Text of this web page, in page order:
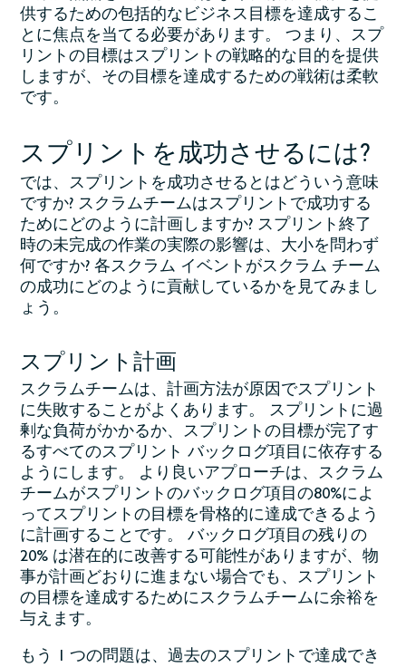
供するための包括的なビジネス目標を達成するこ
とに焦点を当てる必要があります。 つまり、スプ
リントの目標はスプリントの戦略的な目的を提供
しますが、その目標を達成するための戦術は柔軟
です。
スプリントを成功させるには?
では、スプリントを成功させるとはどういう意味
ですか? スクラムチームはスプリントで成功する
ためにどのように計画しますか? スプリント終了
時の未完成の作業の実際の影響は、大小を問わず
何ですか? 各スクラム イベントがスクラム チーム
の成功にどのように貢献しているかを見てみまし
ょう。
スプリント計画
スクラムチームは、計画方法が原因でスプリント
に失敗することがよくあります。 スプリントに過
剰な負荷がかかるか、スプリントの目標が完了す
るすべてのスプリント バックログ項目に依存する
ようにします。 より良いアプローチは、スクラム
チームがスプリントのバックログ項目の80%によ
ってスプリントの目標を骨格的に達成できるよう
に計画することです。 バックログ項目の残りの
20% は潜在的に改善する可能性がありますが、物
事が計画どおりに進まない場合でも、スプリント
の目標を達成するためにスクラムチームに余裕を
与えます。
もう 1 つの問題は、過去のスプリントで達成でき